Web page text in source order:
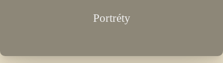
Portréty